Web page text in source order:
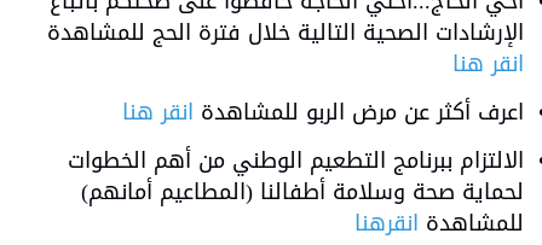
الإرشادات الصحية التالية خلال فترة الحج للمشاهدة
انقر هنا
اعرف أكثر عن مرض الربو للمشاهدة انقر هنا
الالتزام ببرنامج التطعيم الوطني من أهم الخطوات
لحماية صحة وسلامة أطفالنا (المطاعيم أمانهم)
للمشاهدة انقرهنا